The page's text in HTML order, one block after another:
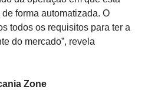
forma automatizada. O
todos os requisitos para ter a
do mercado”, revela
Zone